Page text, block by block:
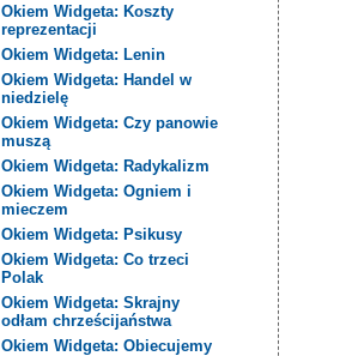
Okiem Widgeta: Koszty
reprezentacji
Okiem Widgeta: Lenin
Okiem Widgeta: Handel w
niedzielę
Okiem Widgeta: Czy panowie
muszą
Okiem Widgeta: Radykalizm
Okiem Widgeta: Ogniem i
mieczem
Okiem Widgeta: Psikusy
Okiem Widgeta: Co trzeci
Polak
Okiem Widgeta: Skrajny
odłam chrześcijaństwa
Okiem Widgeta: Obiecujemy